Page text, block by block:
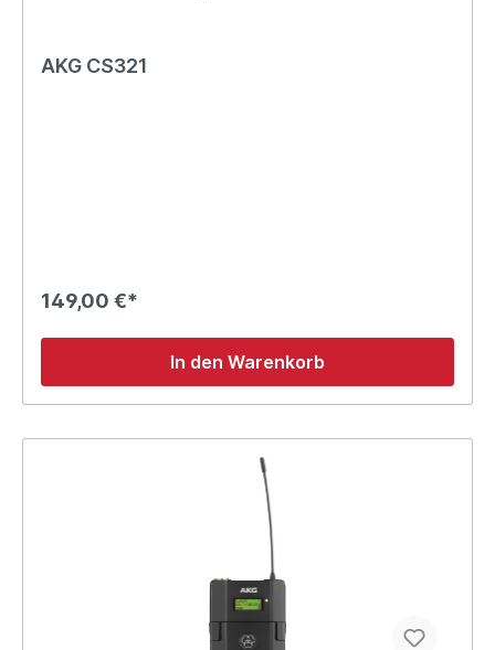
AKG CS321
149,00 €*
In den Warenkorb